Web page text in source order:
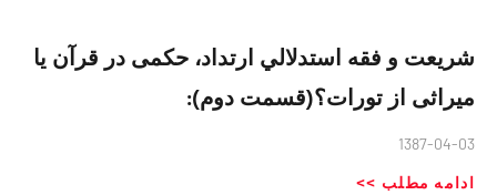
شريعت و فقه استدلالي ارتداد، حکمی در قرآن یا
میراثی از تورات؟(قسمت دوم):
1387-04-03
ادامه مطلب >>